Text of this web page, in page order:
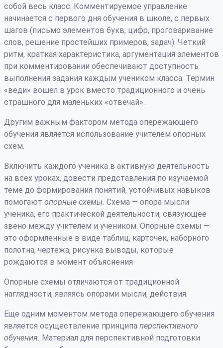
собой весь класс. Комментируемое управление
начинается с первого дня обучения в школе, с первых
шагов (письмо элементов букв, цифр, проговаривание
слов, решение простейших примеров, задач). Четкий
ритм, краткая характеристика, аргументация элементов
при комментировании обеспечивают доступность
выполнения задания каждым учеником класса. Термин
«веди» вошел в урок вместо традиционного и очень
страшного для маленьких «отвечай».
Другим важным фактором метода опережающего
обучения является использование учителем опорных
схем.
Включить каждого ученика в активную деятельность
на всех уроках, довести представления по изучаемой
теме до формирования понятий, устойчивых навыков
помогают опорные схемы. Схема — опора мысли
ученика, его практической деятельности, связующее
звено между учителем и учеником. Опорные схемы —
это оформленные в виде таблиц, карточек, наборного
полотна, чертежа, рисунка выводы, которые
рождаются в момент объяснения-
Опорные схемы отличаются от традиционной
наглядности, являясь опорами мысли, действия.
Еще одним моментом метода опережающего обучения
является осуществление принципа перспективного
обучения. Материал для перспективной подготовки